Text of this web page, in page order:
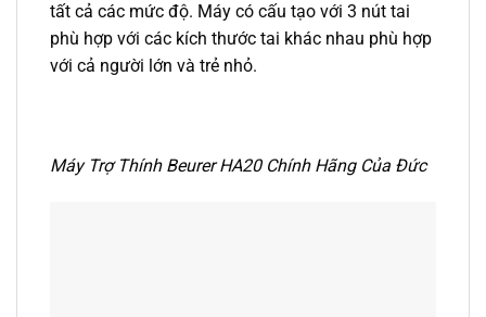
tất cả các mức độ. Máy có cấu tạo với 3 nút tai
phù hợp với các kích thước tai khác nhau phù hợp
với cả người lớn và trẻ nhỏ.
Máy Trợ Thính Beurer HA20 Chính Hãng Của Đức